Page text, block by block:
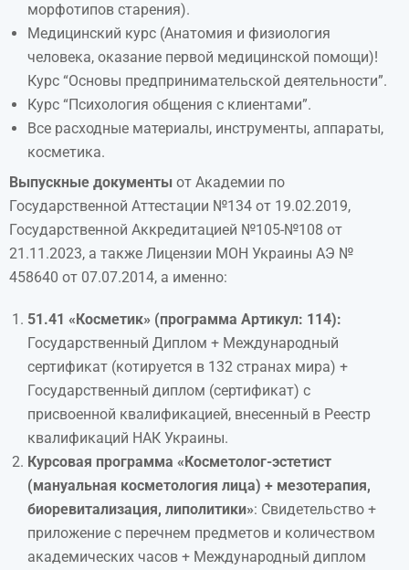
морфотипов старения).
Медицинский курс (Анатомия и физиология
человека, оказание первой медицинской помощи)!
Курс “Основы предпринимательской деятельности”.
Курс “Психология общения с клиентами”.
Все расходные материалы, инструменты, аппараты,
косметика.
Выпускные документы от Академии по
Государственной Аттестации №134 от 19.02.2019,
Государственной Аккредитацией №105-№108 от
21.11.2023, а также Лицензии МОН Украины АЭ №
458640 от 07.07.2014, а именно:
51.41 «Косметик» (программа Артикул: 114):
Государственный Диплом + Международный
сертификат (котируется в 132 странах мира) +
Государственный диплом (сертификат) с
присвоенной квалификацией, внесенный в Реестр
квалификаций НАК Украины.
Курсовая программа «Косметолог-эстетист
(мануальная косметология лица) + мезотерапия,
биоревитализация, липолитики»: Свидетельство +
приложение с перечнем предметов и количеством
академических часов + Международный диплом